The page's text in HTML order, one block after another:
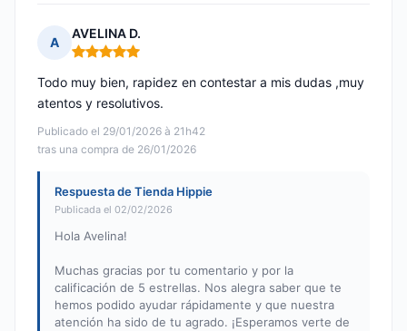
A
AVELINA D.
Nota: 5 de 5
Publicado el 29/01/2026 à 21h42
tras una compra de 26/01/2026
Todo muy bien, rapidez en contestar a mis dudas ,muy
atentos y resolutivos.
Respuesta de Tienda Hippie
Publicada el 02/02/2026
Hola Avelina!
Muchas gracias por tu comentario y por la
calificación de 5 estrellas. Nos alegra saber que te
hemos podido ayudar rápidamente y que nuestra
atención ha sido de tu agrado. ¡Esperamos verte de